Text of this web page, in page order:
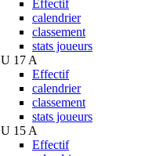
Effectif
calendrier
classement
stats joueurs
U 17 A
Effectif
calendrier
classement
stats joueurs
U 15 A
Effectif